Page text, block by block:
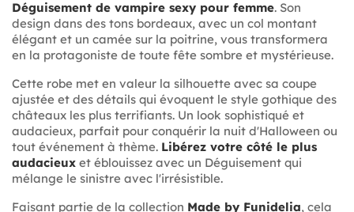
Déguisement de vampire sexy pour femme. Son
design dans des tons bordeaux, avec un col montant
élégant et un camée sur la poitrine, vous transformera
en la protagoniste de toute fête sombre et mystérieuse.
Cette robe met en valeur la silhouette avec sa coupe
ajustée et des détails qui évoquent le style gothique des
châteaux les plus terrifiants. Un look sophistiqué et
audacieux, parfait pour conquérir la nuit d'Halloween ou
tout événement à thème. Libérez votre côté le plus
audacieux et éblouissez avec un Déguisement qui
mélange le sinistre avec l'irrésistible.
Faisant partie de la collection Made by Funidelia, cela